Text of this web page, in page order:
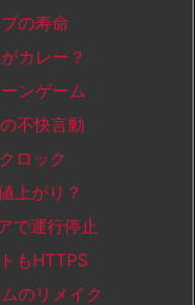
の寿命
カレー？
ンゲーム
不快言動
ロック
上がり？
で運行停止
もHTTPS
のリメイク